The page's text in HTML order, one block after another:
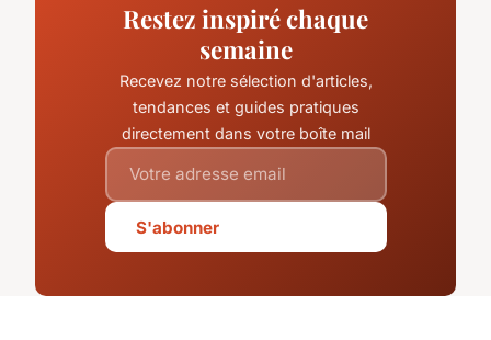
Restez inspiré chaque
semaine
Recevez notre sélection d'articles,
tendances et guides pratiques
directement dans votre boîte mail
S'abonner